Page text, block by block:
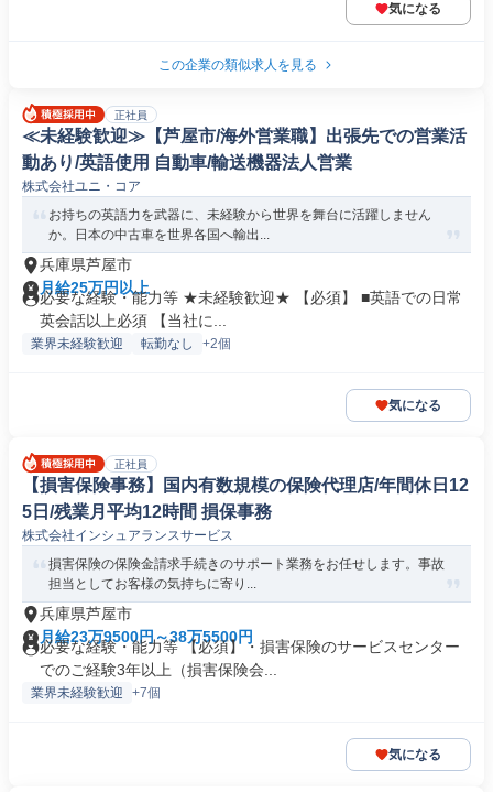
気になる
この企業の類似求人を見る
正社員
≪未経験歓迎≫【芦屋市/海外営業職】出張先での営業活
動あり/英語使用 自動車/輸送機器法人営業
株式会社ユニ・コア
お持ちの英語力を武器に、未経験から世界を舞台に活躍しません
か。日本の中古車を世界各国へ輸出...
兵庫県芦屋市
月給25万円以上
必要な経験・能力等 ★未経験歓迎★ 【必須】 ■英語での日常
英会話以上必須 【当社に...
業界未経験歓迎 転勤なし +2個
気になる
正社員
【損害保険事務】国内有数規模の保険代理店/年間休日12
5日/残業月平均12時間 損保事務
株式会社インシュアランスサービス
損害保険の保険金請求手続きのサポート業務をお任せします。事故
担当としてお客様の気持ちに寄り...
兵庫県芦屋市
月給23万9500円～38万5500円
必要な経験・能力等 【必須】・損害保険のサービスセンター
でのご経験3年以上（損害保険会...
業界未経験歓迎 +7個
気になる